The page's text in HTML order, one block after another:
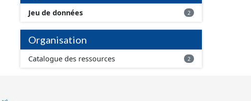
Jeu de données 2
Organisation
Catalogue des ressources 2